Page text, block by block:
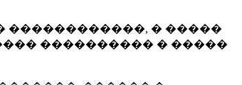
������������, � �����
���������� � �����